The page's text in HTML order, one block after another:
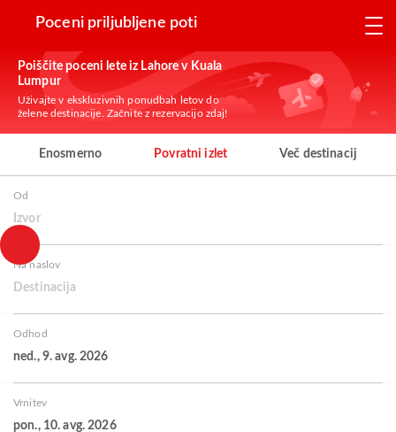
Poceni priljubljene poti
Poiščite poceni lete iz Lahore v Kuala
Lumpur
Uživajte v ekskluzivnih ponudbah letov do
želene destinacije. Začnite z rezervacijo zdaj!
Enosmerno Povratni izlet Več destinacij
Od
Izvor
Na naslov
Destinacija
Odhod
ned., 9. avg. 2026
Vrnitev
pon., 10. avg. 2026